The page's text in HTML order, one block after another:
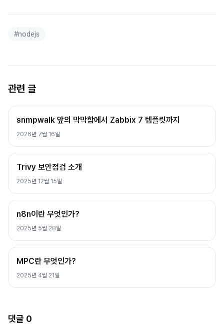
#nodejs
관련 글
snmpwalk 앞의 막막함에서 Zabbix 7 템플릿까지
2026년 7월 16일
Trivy 보안점검 소개
2025년 12월 15일
n8n이란 무엇인가?
2025년 5월 28일
MPC란 무엇인가?
2025년 4월 21일
댓글 0